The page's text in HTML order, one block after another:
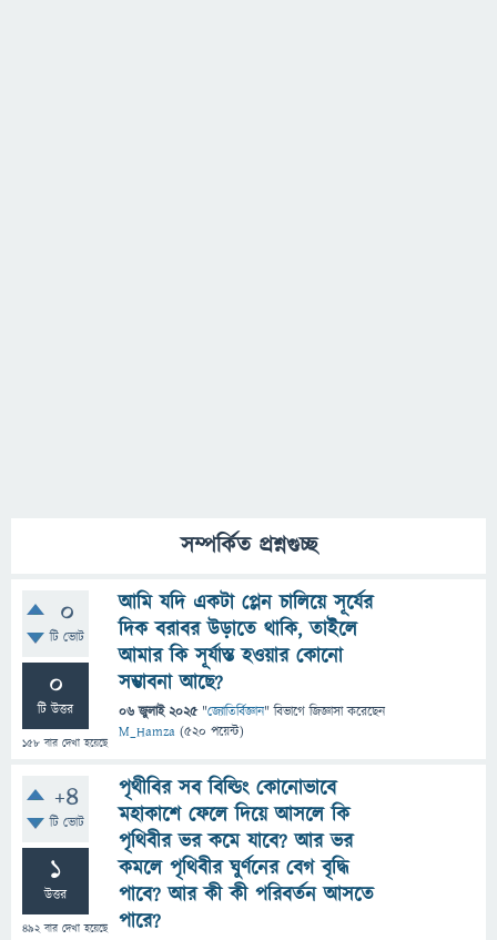
সম্পর্কিত প্রশ্নগুচ্ছ
0
টি ভোট
0
টি উত্তর
158 বার দেখা হয়েছে
আমি যদি একটা প্লেন চালিয়ে সূর্যের
দিক বরাবর উড়াতে থাকি, তাইলে
আমার কি সূর্যাস্ত হওয়ার কোনো
সম্ভাবনা আছে?
06 জুলাই 2025 "জ্যোতির্বিজ্ঞান" বিভাগে জিজ্ঞাসাকরেছেন
M_Hamza (520 পয়েন্ট)
+4
টি ভোট
1
উত্তর
492বার দেখা হয়েছে
পৃথীবির সব বিল্ডিং কোনোভাবে
মহাকাশে ফেলে দিয়ে আসলে কি
পৃথিবীর ভর কমে যাবে? আর ভর
কমলে পৃথিবীর ঘুর্ণনের বেগ বৃদ্ধি
পাবে? আর কী কী পরিবর্তন আসতে
পারে?